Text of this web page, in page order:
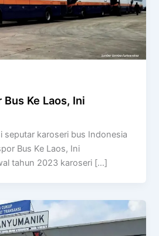
Bus Ke Laos, Ini
seputar karoseri bus Indonesia
Bus Ke Laos, Ini
tahun 2023 karoseri […]